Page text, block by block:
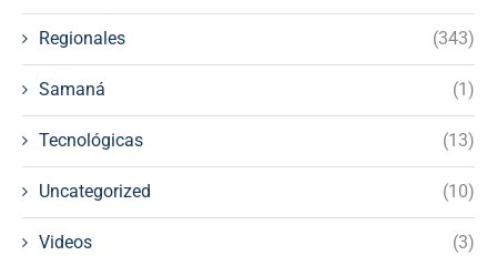
Regionales (343)
Samaná (1)
Tecnológicas (13)
Uncategorized (10)
Videos (3)